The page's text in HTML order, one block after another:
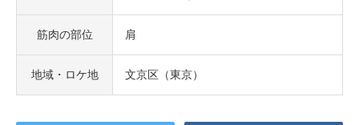
筋肉の部位 肩
地域・ロケ地 文京区（東京）